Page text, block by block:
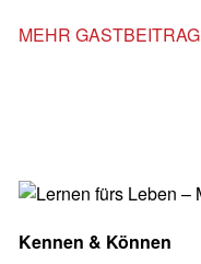
MEHR GASTBEITRAG
Kennen & Können